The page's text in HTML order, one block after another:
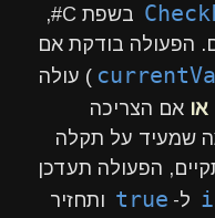
בשפת C#,
הפעולה בודקת אם
) עולה
או אם הצריכה
שמעיד על תקלה
הפעולה תעדכן
ל- true ותחזיר